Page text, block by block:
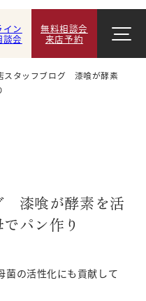
イン
談会
無料相談会
来店予約
スタッフブログ 漆喰が酵素
漆喰が酵素を活
パン作り
菌の活性化にも貢献して